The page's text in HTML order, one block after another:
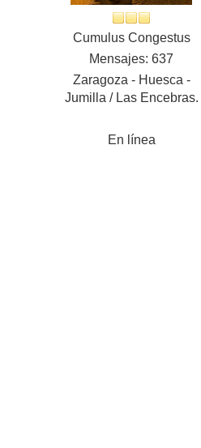
Cumulus Congestus
Mensajes: 637
Zaragoza - Huesca -
Jumilla / Las Encebras.
En línea